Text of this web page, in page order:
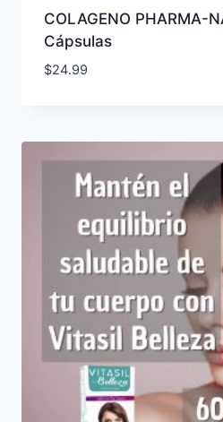
COLAGENO PHARMA-
Cápsulas
$24.99